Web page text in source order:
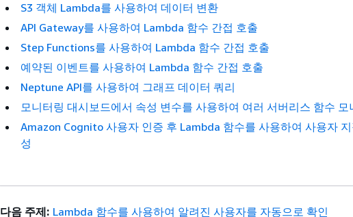
S3 객체 Lambda를 사용하여 데이터 변환
API Gateway를 사용하여 Lambda 함수 간접 호출
Step Functions를 사용하여 Lambda 함수 간접 호출
예약된 이벤트를 사용하여 Lambda 함수 간접 호출
Neptune API를 사용하여 그래프 데이터 쿼리
모니터링 대시보드에서 속성 변수를 사용하여 여러 서버리스 함수 모
Amazon Cognito 사용자 인증 후 Lambda 함수를 사용하여 사용자
성
다음 주제: Lambda 함수를 사용하여 알려진 사용자를 자동으로 확인